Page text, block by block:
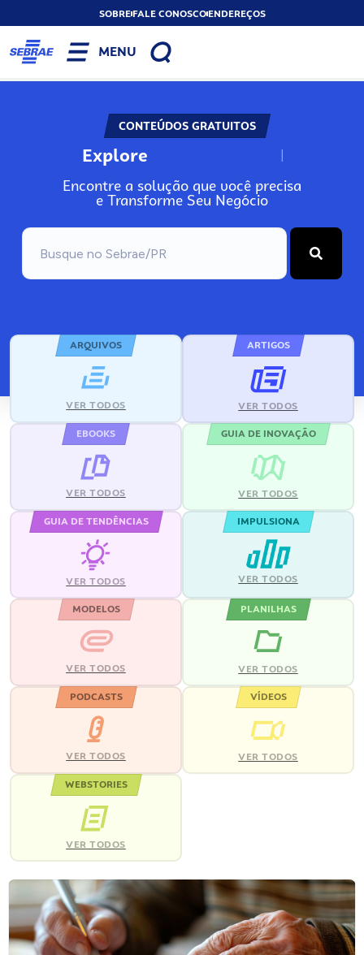
SOBREFALE CONOSCOENDEREÇOS
MENU
CONTEÚDOS GRATUITOS
Explore N
Encontre a solução que você precisa
e Transforme Seu Negócio
ARQUIVOS
VER TODOS
ARTIGOS
VER TODOS
EBOOKS
VER TODOS
GUIA DE INOVAÇÃO
VER TODOS
GUIA DE TENDÊNCIAS
VER TODOS
IMPULSIONA
VER TODOS
MODELOS
VER TODOS
PLANILHAS
VER TODOS
PODCASTS
VER TODOS
VÍDEOS
VER TODOS
WEBSTORIES
VER TODOS